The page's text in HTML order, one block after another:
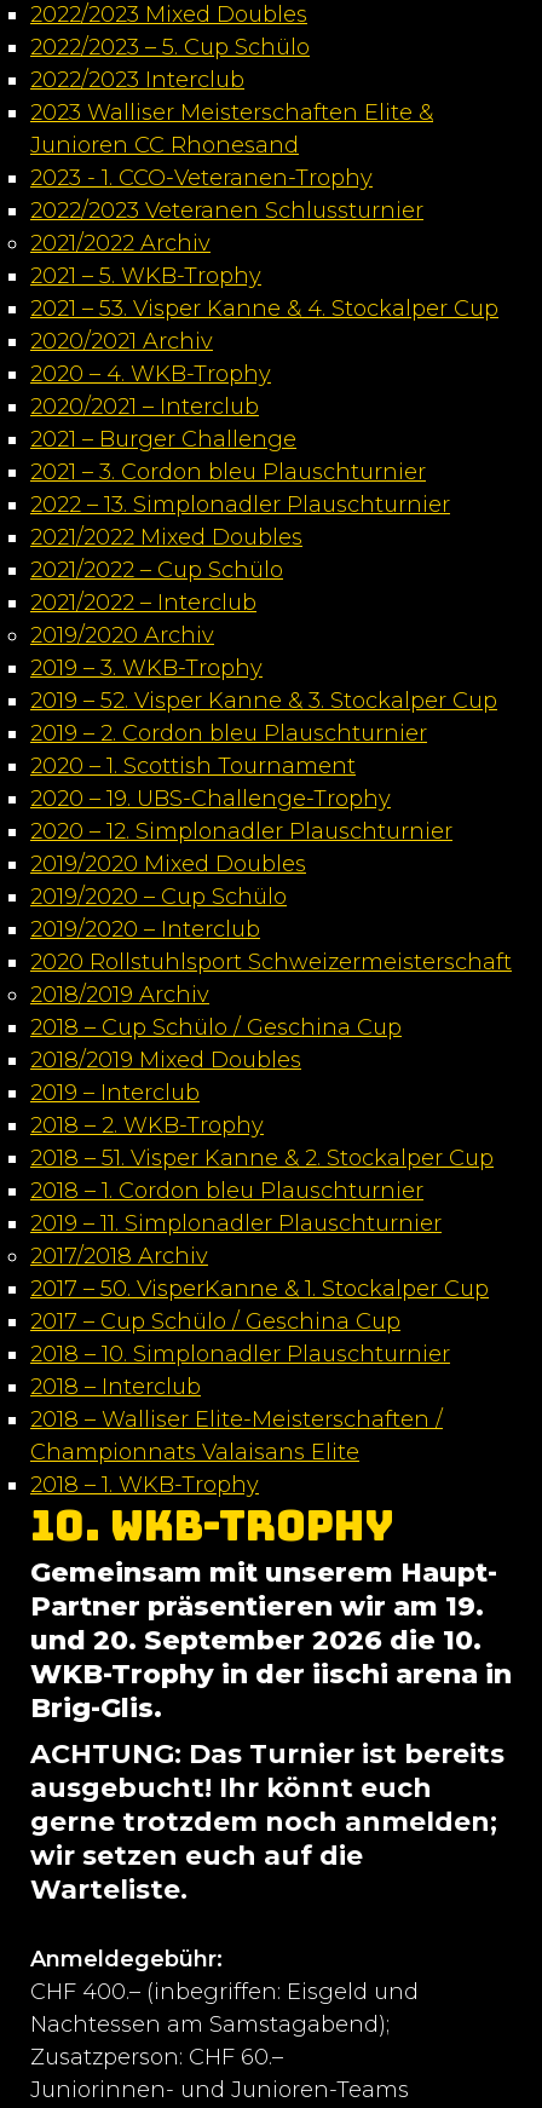
2022/2023 Mixed Doubles
2022/2023 – 5. Cup Schülo
2022/2023 Interclub
2023 Walliser Meisterschaften Elite &
Junioren CC Rhonesand
2023 - 1. CCO-Veteranen-Trophy
2022/2023 Veteranen Schlussturnier
2021/2022 Archiv
2021 – 5. WKB-Trophy
2021 – 53. Visper Kanne & 4. Stockalper Cup
2020/2021 Archiv
2020 – 4. WKB-Trophy
2020/2021 – Interclub
2021 – Burger Challenge
2021 – 3. Cordon bleu Plauschturnier
2022 – 13. Simplonadler Plauschturnier
2021/2022 Mixed Doubles
2021/2022 – Cup Schülo
2021/2022 – Interclub
2019/2020 Archiv
2019 – 3. WKB-Trophy
2019 – 52. Visper Kanne & 3. Stockalper Cup
2019 – 2. Cordon bleu Plauschturnier
2020 – 1. Scottish Tournament
2020 – 19. UBS-Challenge-Trophy
2020 – 12. Simplonadler Plauschturnier
2019/2020 Mixed Doubles
2019/2020 – Cup Schülo
2019/2020 – Interclub
2020 Rollstuhlsport Schweizermeisterschaft
2018/2019 Archiv
2018 – Cup Schülo / Geschina Cup
2018/2019 Mixed Doubles
2019 – Interclub
2018 – 2. WKB-Trophy
2018 – 51. Visper Kanne & 2. Stockalper Cup
2018 – 1. Cordon bleu Plauschturnier
2019 – 11. Simplonadler Plauschturnier
2017/2018 Archiv
2017 – 50. VisperKanne & 1. Stockalper Cup
2017 – Cup Schülo / Geschina Cup
2018 – 10. Simplonadler Plauschturnier
2018 – Interclub
2018 – Walliser Elite-Meisterschaften /
Championnats Valaisans Elite
2018 – 1. WKB-Trophy
10. WKB-Trophy
Gemeinsam mit unserem Haupt-
Partner präsentieren wir am 19.
und 20. September 2026 die 10.
WKB-Trophy in der iischi arena in
Brig-Glis.
ACHTUNG: Das Turnier ist bereits
ausgebucht! Ihr könnt euch
gerne trotzdem noch anmelden;
wir setzen euch auf die
Warteliste.
Anmeldegebühr:
CHF 400.– (inbegriffen: Eisgeld und
Nachtessen am Samstagabend);
Zusatzperson: CHF 60.–
Juniorinnen- und Junioren-Teams